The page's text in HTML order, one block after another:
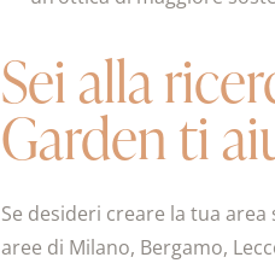
Sei alla
Garden ti
Se desideri creare la tua
aree di Milano, Bergamo,